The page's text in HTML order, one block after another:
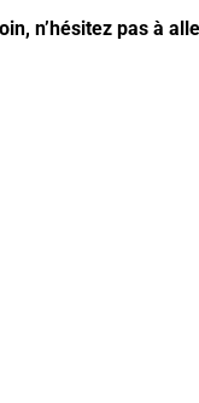
n’hésitez pas à